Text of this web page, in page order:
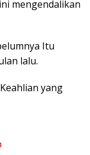
mengendalikan
Itu
lalu.
yang